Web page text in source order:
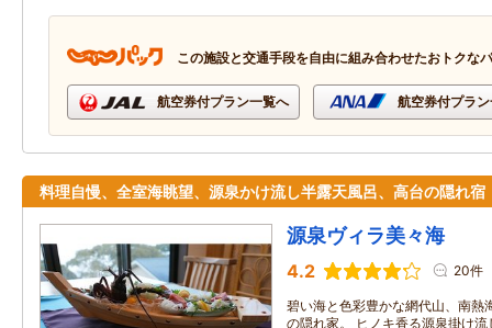
この施設と交通手段を自由に組み合わせたおトクな
航空券付プラン一覧へ 航空券付プラ
料理自慢、全室海眺望、源泉かけ流し半露天風呂、高台の隠れ宿
源泉ヴィラ美々海
4.2 20件
碧い海と色彩豊かな網代山、南熱
の隠れ家。 ヒノキ香る源泉掛け